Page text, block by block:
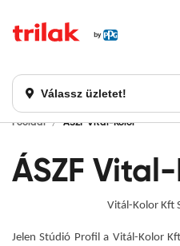
Válassz üzletet!
Fontos tájékoztatás!
Főoldal ÁSZF Vital-Kolor
ÁSZF
Vitál-Kolor Kft
Jelen Stúdió Profil a Vitál-Kolor